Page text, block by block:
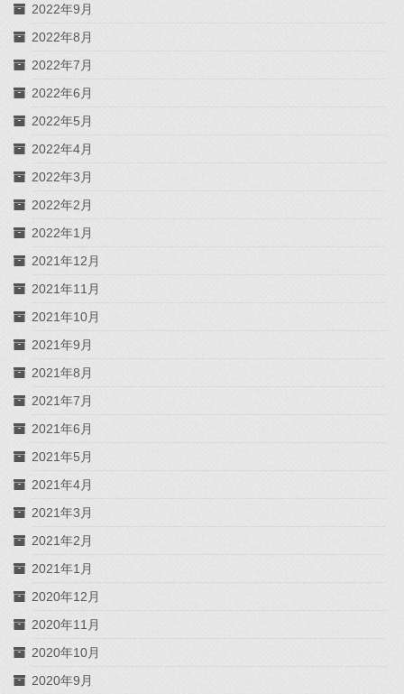
2022年9月
2022年8月
2022年7月
2022年6月
2022年5月
2022年4月
2022年3月
2022年2月
2022年1月
2021年12月
2021年11月
2021年10月
2021年9月
2021年8月
2021年7月
2021年6月
2021年5月
2021年4月
2021年3月
2021年2月
2021年1月
2020年12月
2020年11月
2020年10月
2020年9月